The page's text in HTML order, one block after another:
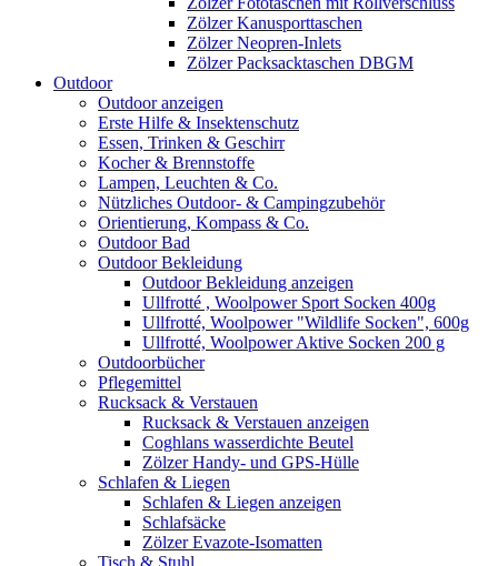
Zölzer Kanusporttaschen
Zölzer Neopren-Inlets
Zölzer Packsacktaschen DBGM
Outdoor
Outdoor anzeigen
Erste Hilfe & Insektenschutz
Essen, Trinken & Geschirr
Kocher & Brennstoffe
Lampen, Leuchten & Co.
Nützliches Outdoor- & Campingzubehör
Orientierung, Kompass & Co.
Outdoor Bad
Outdoor Bekleidung
Outdoor Bekleidung anzeigen
Ullfrotté , Woolpower Sport Socken 400g
Ullfrotté, Woolpower "Wildlife Socken", 600g
Ullfrotté, Woolpower Aktive Socken 200 g
Outdoorbücher
Pflegemittel
Rucksack & Verstauen
Rucksack & Verstauen anzeigen
Coghlans wasserdichte Beutel
Zölzer Handy- und GPS-Hülle
Schlafen & Liegen
Schlafen & Liegen anzeigen
Schlafsäcke
Zölzer Evazote-Isomatten
Tisch & Stuhl